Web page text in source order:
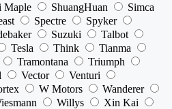
Maple ShuangHuan
Simca
Spectre
Spyker
Suzuki
Talbot
Tesla Think
Tianma
Tramontana
Triumph
Vector
Venturi
W Motors
Wanderer
Willys
Xin Kai